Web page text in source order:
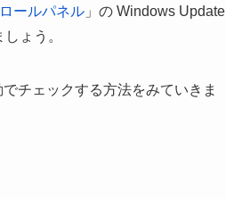
ールパネル 」の Windows Update
ょう。
チェックする方法をみていきま